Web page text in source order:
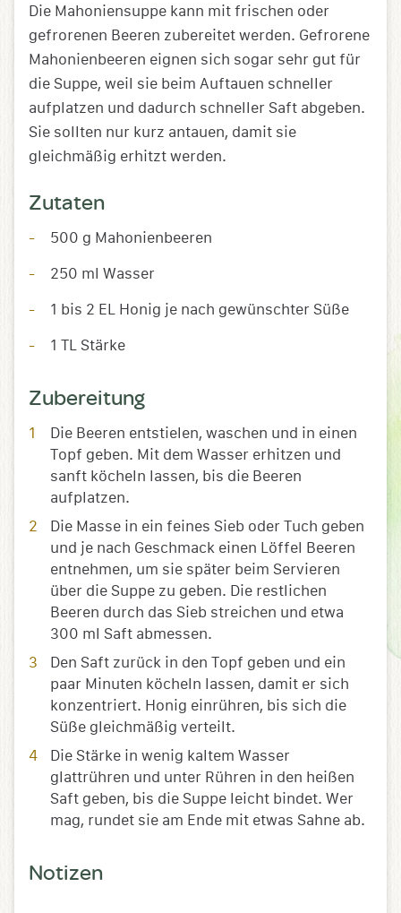
Die Mahoniensuppe kann mit frischen oder
gefrorenen Beeren zubereitet werden. Gefrorene
Mahonienbeeren eignen sich sogar sehr gut für
die Suppe, weil sie beim Auftauen schneller
aufplatzen und dadurch schneller Saft abgeben.
Sie sollten nur kurz antauen, damit sie
gleichmäßig erhitzt werden.
Zutaten
500 g Mahonienbeeren
250 ml Wasser
1 bis 2 EL Honig je nach gewünschter Süße
1 TL Stärke
Zubereitung
Die Beeren entstielen, waschen und in einen
Topf geben. Mit dem Wasser erhitzen und
sanft köcheln lassen, bis die Beeren
aufplatzen.
Die Masse in ein feines Sieb oder Tuch geben
und je nach Geschmack einen Löffel Beeren
entnehmen, um sie später beim Servieren
über die Suppe zu geben. Die restlichen
Beeren durch das Sieb streichen und etwa
300 ml Saft abmessen.
Den Saft zurück in den Topf geben und ein
paar Minuten köcheln lassen, damit er sich
konzentriert. Honig einrühren, bis sich die
Süße gleichmäßig verteilt.
Die Stärke in wenig kaltem Wasser
glattrühren und unter Rühren in den heißen
Saft geben, bis die Suppe leicht bindet. Wer
mag, rundet sie am Ende mit etwas Sahne ab.
Notizen